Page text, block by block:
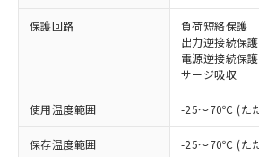
保護回路
負荷短絡保護
出力逆接続保護
電源逆接続保護
サージ吸収
使用温度範囲 -25～70℃ (た
保存温度範囲 -25～70℃ (た
ご利用条件
以下の条件をお読みいただき、
対応済み：EU RoHS指令
非含有に対応した製品が提供可
対応予定：EU RoHS指令（10
有に対応した製品に切り替える
商品です。
対応予定なし：EU RoHS指令
非含有に非対応の商品で、対応